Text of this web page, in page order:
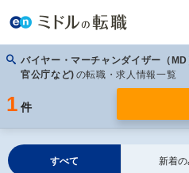
バイヤー・マーチャンダイザー（
官公庁など) の転職・求人情報一覧
1 件
すべて 新着